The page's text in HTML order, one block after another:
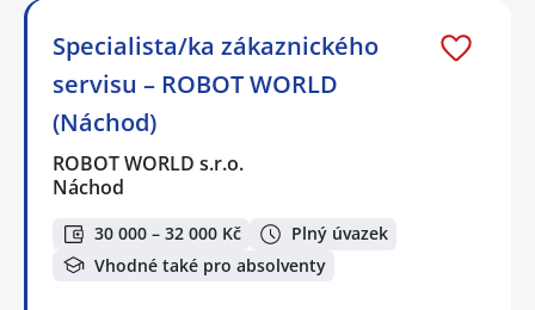
Specialista/ka zákaznického
servisu – ROBOT WORLD
(Náchod)
ROBOT WORLD s.r.o.
Náchod
30 000 – 32 000 Kč
Plný úvazek
Vhodné také pro absolventy